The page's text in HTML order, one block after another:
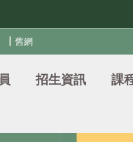
|舊網
招生資訊 課